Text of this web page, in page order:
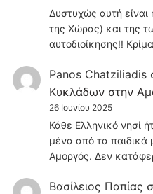
Δυστυχώς αυτή είναι
της Χώρας) και της
αυτοδιοίκησης!!
Panos Chatziliadis
Κυκλάδων στην
26 Ιουνίου 2025
Κάθε Ελληνικό νησί
μένα από τα παιδικά
Αμοργός. Δεν
Βασίλειος Παπίας